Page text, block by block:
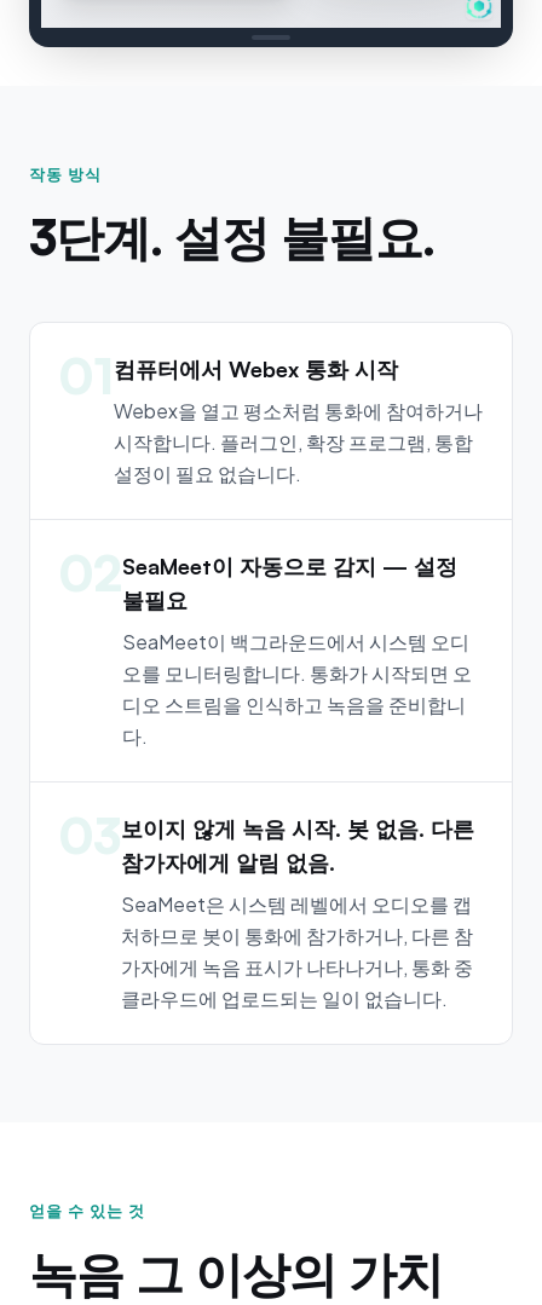
작동 방식
3단계. 설정 불필요.
01컴퓨터에서 Webex 통화 시작
Webex을 열고 평소처럼 통화에 참여하거나
시작합니다. 플러그인, 확장 프로그램, 통합
설정이 필요 없습니다.
02SeaMeet이 자동으로 감지 — 설정
불필요
SeaMeet이 백그라운드에서 시스템 오디
오를 모니터링합니다. 통화가 시작되면 오
디오 스트림을 인식하고 녹음을 준비합니
다.
03보이지 않게 녹음 시작. 봇 없음. 다른
참가자에게 알림 없음.
SeaMeet은 시스템 레벨에서 오디오를 캡
처하므로 봇이 통화에 참가하거나, 다른 참
가자에게 녹음 표시가 나타나거나, 통화 중
클라우드에 업로드되는 일이 없습니다.
얻을 수 있는 것
녹음 그 이상의 가치